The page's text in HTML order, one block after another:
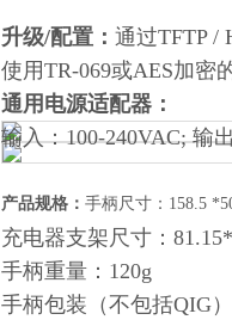
升级/配置： 通过TFTP /
使用TR-069或AES加密
通用电源适配器：
输入：100-240VAC; 输
产品规格： 手柄尺寸： 158.5
充电器支架尺寸：
手柄重量：120g
手柄包装（不包括QIG